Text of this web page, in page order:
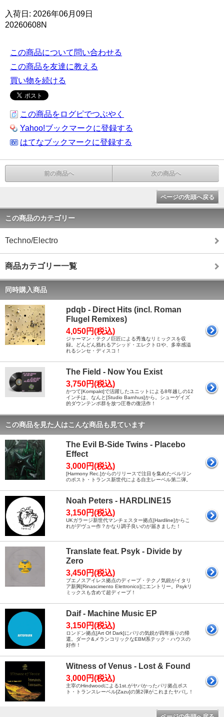
入荷日: 2026年06月09日
20260608N
この商品について問い合わせる
この商品を友達に教える
買い物を続ける
この商品をログピでつぶやく
Yahoo!ブックマークに登録する
はてなブックマークに登録する
前の商品へ 次の商品へ
ページの先頭へ戻る
この商品のカテゴリー
Techno/Electro
商品カテゴリー一覧
同時購入商品
pdqb - Direct Hits (incl. Roman
Flugel Remixes)
4,050円(税込)
ジャーマン・テクノ巨匠による秀逸なリミックスを収
録。どんどん捻れるアシッド・エレクトロや、多幸感溢
れるシンセ・ディスコ！
The Field - Now You Exist
3,750円(税込)
かつて[Kompakt]で活躍したユニットによる8年越しの12
インチは、なんと[Studio Barnhus]から。シューゲイズ
的ダウンテンポ群を放つ圧巻の復活作！
この商品を見た人はこんな商品も見ています
The Evil B-Side Twins - Placebo
Effect
3,000円(税込)
[Harmony Rec.]からのリリースで注目を集めたベルリン
のポスト・トランス新世代による自主レーベル第二弾。
Noah Peters - HARDLINE15
3,150円(税込)
UKガラージ新世代マンチェスター拠点[Hardline]からこ
れがデヴュー作？かなり調子良いのが届きました！
Translate feat. Psyk - Divide by
Zero
3,450円(税込)
ブエノスアイレス拠点のディープ・テクノ気鋭がイタリ
ア新興[Rinascimento Elettronico]にエントリー。Psykリ
ミックスも含めて超ディープ！
Daif - Machine Music EP
3,150円(税込)
ロンドン拠点[Art Of Dark]にパリの気鋭が四年振りの帰
還。ダーク&メランコリックなEBM系テック・ハウスの
好作！
Witness of Venus - Lost & Found
3,000円(税込)
主宰のHindwoodによる1st.がヤバかったパリ拠点ポス
ト・トランスレーベル[Zazu]の第2弾がこれまたヤバし！